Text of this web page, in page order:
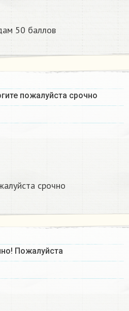
50 баллов
пожалуйста срочно
срочно
Пожалуйста